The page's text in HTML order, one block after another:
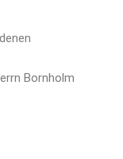
Bornholm